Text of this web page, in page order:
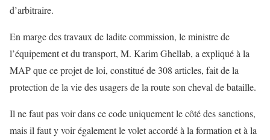
d’arbitraire.
En marge des travaux de ladite commission, le ministre de
l’équipement et du transport, M. Karim Ghellab, a expliqué à la
MAP que ce projet de loi, constitué de 308 articles, fait de la
protection de la vie des usagers de la route son cheval de bataille.
Il ne faut pas voir dans ce code uniquement le côté des sanctions,
mais il faut y voir également le volet accordé à la formation et à la